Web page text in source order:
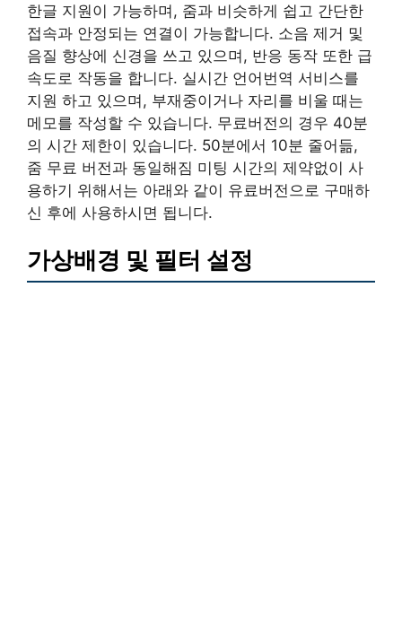
한글 지원이 가능하며, 줌과 비슷하게 쉽고 간단한
접속과 안정되는 연결이 가능합니다. 소음 제거 및
음질 향상에 신경을 쓰고 있으며, 반응 동작 또한 급
속도로 작동을 합니다. 실시간 언어번역 서비스를
지원 하고 있으며, 부재중이거나 자리를 비울 때는
메모를 작성할 수 있습니다. 무료버전의 경우 40분
의 시간 제한이 있습니다. 50분에서 10분 줄어듦,
줌 무료 버전과 동일해짐 미팅 시간의 제약없이 사
용하기 위해서는 아래와 같이 유료버전으로 구매하
신 후에 사용하시면 됩니다.
가상배경 및 필터 설정